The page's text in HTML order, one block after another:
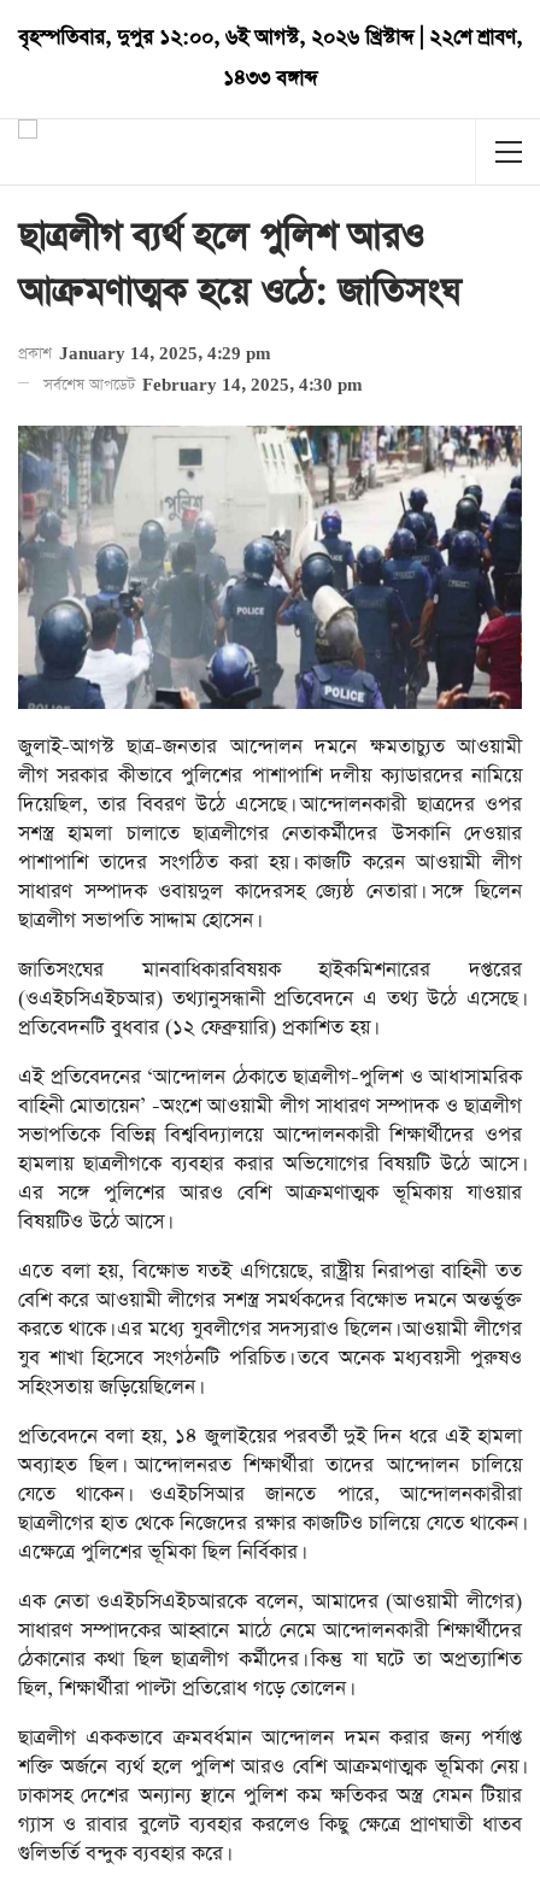
বৃহস্পতিবার, দুপুর ১২:০০, ৬ই আগস্ট, ২০২৬ খ্রিস্টাব্দ| ২২শে শ্রাবণ,
১৪৩৩ বঙ্গাব্দ
ছাত্রলীগ ব্যর্থ হলে পুলিশ আরও
আক্রমণাত্মক হয়ে ওঠে: জাতিসংঘ
প্রকাশ January 14, 2025, 4:29 pm
সর্বশেষ আপডেট February 14, 2025, 4:30 pm
জুলাই-আগস্ট ছাত্র-জনতার আন্দোলন দমনে ক্ষমতাচ্যুত আওয়ামী
লীগ সরকার কীভাবে পুলিশের পাশাপাশি দলীয় ক্যাডারদের নামিয়ে
দিয়েছিল, তার বিবরণ উঠে এসেছে। আন্দোলনকারী ছাত্রদের ওপর
সশস্ত্র হামলা চালাতে ছাত্রলীগের নেতাকর্মীদের উসকানি দেওয়ার
পাশাপাশি তাদের সংগঠিত করা হয়। কাজটি করেন আওয়ামী লীগ
সাধারণ সম্পাদক ওবায়দুল কাদেরসহ জ্যেষ্ঠ নেতারা। সঙ্গে ছিলেন
ছাত্রলীগ সভাপতি সাদ্দাম হোসেন।
জাতিসংঘের মানবাধিকারবিষয়ক হাইকমিশনারের দপ্তরের
(ওএইচসিএইচআর) তথ্যানুসন্ধানী প্রতিবেদনে এ তথ্য উঠে এসেছে।
প্রতিবেদনটি বুধবার (১২ ফেব্রুয়ারি) প্রকাশিত হয়।
এই প্রতিবেদনের ‘আন্দোলন ঠেকাতে ছাত্রলীগ-পুলিশ ও আধাসামরিক
বাহিনী মোতায়েন’ -অংশে আওয়ামী লীগ সাধারণ সম্পাদক ও ছাত্রলীগ
সভাপতিকে বিভিন্ন বিশ্ববিদ্যালয়ে আন্দোলনকারী শিক্ষার্থীদের ওপর
হামলায় ছাত্রলীগকে ব্যবহার করার অভিযোগের বিষয়টি উঠে আসে।
এর সঙ্গে পুলিশের আরও বেশি আক্রমণাত্মক ভূমিকায় যাওয়ার
বিষয়টিও উঠে আসে।
এতে বলা হয়, বিক্ষোভ যতই এগিয়েছে, রাষ্ট্রীয় নিরাপত্তা বাহিনী তত
বেশি করে আওয়ামী লীগের সশস্ত্র সমর্থকদের বিক্ষোভ দমনে অন্তর্ভুক্ত
করতে থাকে। এর মধ্যে যুবলীগের সদস্যরাও ছিলেন। আওয়ামী লীগের
যুব শাখা হিসেবে সংগঠনটি পরিচিত। তবে অনেক মধ্যবয়সী পুরুষও
সহিংসতায় জড়িয়েছিলেন।
প্রতিবেদনে বলা হয়, ১৪ জুলাইয়ের পরবর্তী দুই দিন ধরে এই হামলা
অব্যাহত ছিল। আন্দোলনরত শিক্ষার্থীরা তাদের আন্দোলন চালিয়ে
যেতে থাকেন। ওএইচসিআর জানতে পারে, আন্দোলনকারীরা
ছাত্রলীগের হাত থেকে নিজেদের রক্ষার কাজটিও চালিয়ে যেতে থাকেন।
এক্ষেত্রে পুলিশের ভূমিকা ছিল নির্বিকার।
এক নেতা ওএইচসিএইচআরকে বলেন, আমাদের (আওয়ামী লীগের)
সাধারণ সম্পাদকের আহ্বানে মাঠে নেমে আন্দোলনকারী শিক্ষার্থীদের
ঠেকানোর কথা ছিল ছাত্রলীগ কর্মীদের। কিন্তু যা ঘটে তা অপ্রত্যাশিত
ছিল, শিক্ষার্থীরা পাল্টা প্রতিরোধ গড়ে তোলেন।
ছাত্রলীগ এককভাবে ক্রমবর্ধমান আন্দোলন দমন করার জন্য পর্যাপ্ত
শক্তি অর্জনে ব্যর্থ হলে পুলিশ আরও বেশি আক্রমণাত্মক ভূমিকা নেয়।
ঢাকাসহ দেশের অন্যান্য স্থানে পুলিশ কম ক্ষতিকর অস্ত্র যেমন টিয়ার
গ্যাস ও রাবার বুলেট ব্যবহার করলেও কিছু ক্ষেত্রে প্রাণঘাতী ধাতব
গুলিভর্তি বন্দুক ব্যবহার করে।